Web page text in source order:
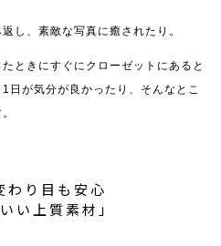
し、素敵な写真に癒されたり。
ときにすぐにクローゼットにあると
日が気分が良かったり、そんなとこ
わり目も安心
い上質素材」